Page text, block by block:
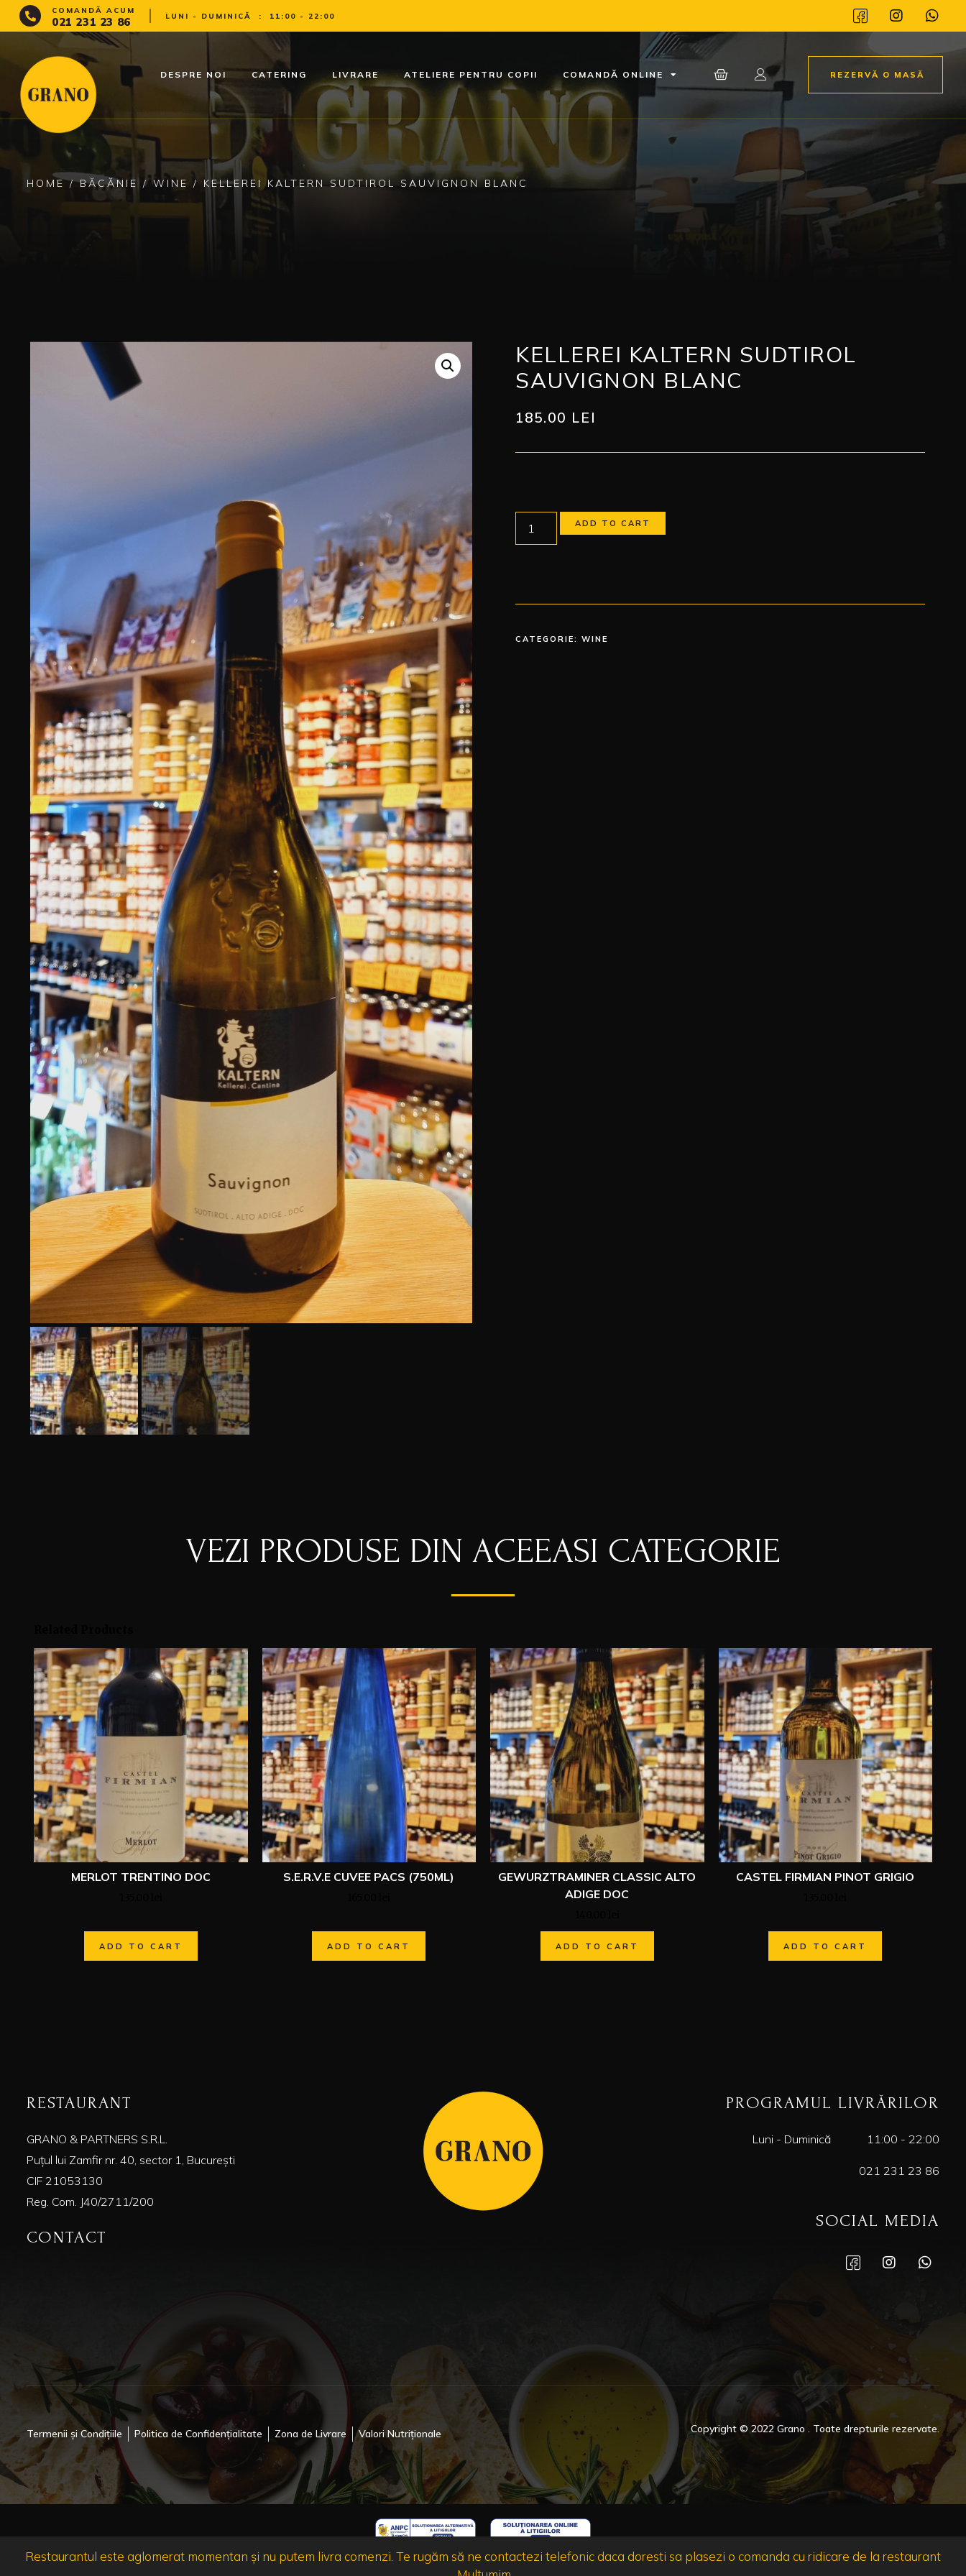
COMANDĂ ACUM
021 231 23 86 LUNI - DUMINICĂ : 11:00 - 22:00
DESPRE NOI CATERING LIVRARE ATELIERE PENTRU COPII COMANDĂ ONLINE REZERVĂ O MASĂ
HOME/BĂCĂNIE /WINE / KELLEREI KALTERN SUDTIROL SAUVIGNON BLANC
KELLEREI KALTERN SUDTIROL
SAUVIGNON BLANC
185.00 LEI
ADD TO CART
CATEGORIE: WINE
VEZI PRODUSE DIN ACEEASI CATEGORIE
MERLOT TRENTINO DOC
ADD TO CART
S.E.R.V.E CUVEE PACS (750ML)
ADD TO CART
GEWURZTRAMINER CLASSIC ALTO
ADIGE DOC
ADD TO CART
CASTEL FIRMIAN PINOT GRIGIO
ADD TO CART
RESTAURANT
GRANO & PARTNERS S.R.L.
Puțul lui Zamfir nr. 40, sector 1, București
CIF 21053130
Reg. Com. J40/2711/200
CONTACT
PROGRAMUL LIVRĂRILOR
Luni - Duminică 11:00 - 22:00
021 231 23 86
SOCIAL MEDIA
Termenii și Condițiile Politica de Confidențialitate Zona de Livrare Valori Nutriționale Copyright © 2022 Grano . Toate drepturile rezervate.
Restaurantul este aglomerat momentan și nu putem livra comenzi. Te rugăm să ne contactezi telefonic daca doresti sa plasezi o comanda cu ridicare de la restaurant